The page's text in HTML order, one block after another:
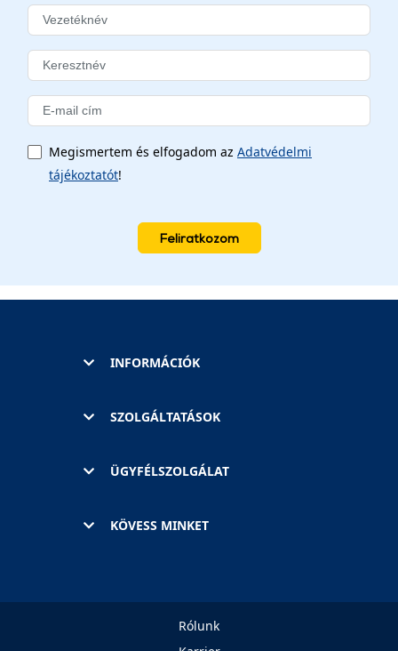
Megismertem és elfogadom az Adatvédelmi
tájékoztatót!
Feliratkozom
INFORMÁCIÓK
SZOLGÁLTATÁSOK
ÜGYFÉLSZOLGÁLAT
KÖVESS MINKET
Rólunk